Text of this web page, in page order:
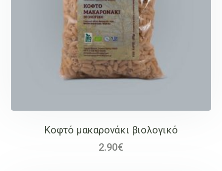
Κοφτό μακαρονάκι βιολογικό
2.90€